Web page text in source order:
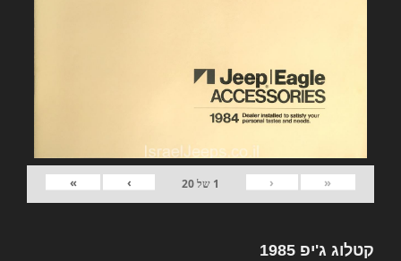
«
‹
1 של20
›
»
קטלוג ג'יפ 1985